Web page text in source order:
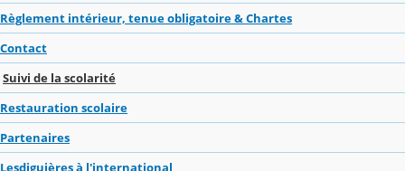
Règlement intérieur, tenue obligatoire & Chartes
Contact
Suivi de la scolarité
Restauration scolaire
Partenaires
Lesdiguières à l'international